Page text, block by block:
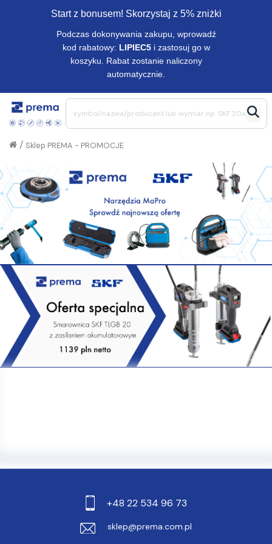
Start z bonusem! Skorzystaj z 5% zniżki
Podczas dokonywania zakupu, wprowadź
kod rabatowy: LIPIEC5 i zastosuj go w
koszyku. Rabat zostanie naliczony
automatycznie.
Sklep PREMA - PROMOCJE
/
+48 22 534 96 73
sklep@prema.com.pl